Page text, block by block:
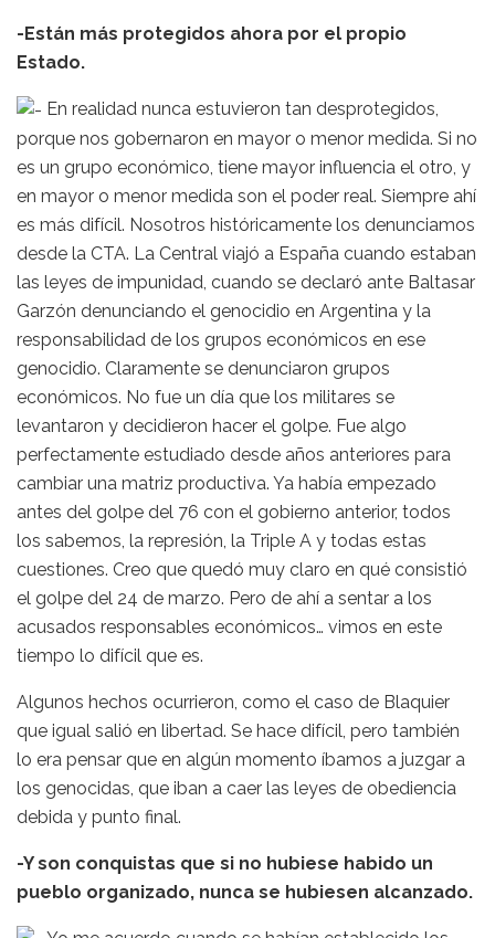
-Están más protegidos ahora por el propio
Estado.
En realidad nunca estuvieron tan desprotegidos,
porque nos gobernaron en mayor o menor medida. Si no
es un grupo económico, tiene mayor influencia el otro, y
en mayor o menor medida son el poder real. Siempre ahí
es más difícil. Nosotros históricamente los denunciamos
desde la CTA. La Central viajó a España cuando estaban
las leyes de impunidad, cuando se declaró ante Baltasar
Garzón denunciando el genocidio en Argentina y la
responsabilidad de los grupos económicos en ese
genocidio. Claramente se denunciaron grupos
económicos. No fue un día que los militares se
levantaron y decidieron hacer el golpe. Fue algo
perfectamente estudiado desde años anteriores para
cambiar una matriz productiva. Ya había empezado
antes del golpe del 76 con el gobierno anterior, todos
los sabemos, la represión, la Triple A y todas estas
cuestiones. Creo que quedó muy claro en qué consistió
el golpe del 24 de marzo. Pero de ahí a sentar a los
acusados responsables económicos… vimos en este
tiempo lo difícil que es.
Algunos hechos ocurrieron, como el caso de Blaquier
que igual salió en libertad. Se hace difícil, pero también
lo era pensar que en algún momento íbamos a juzgar a
los genocidas, que iban a caer las leyes de obediencia
debida y punto final.
-Y son conquistas que si no hubiese habido un
pueblo organizado, nunca se hubiesen alcanzado.